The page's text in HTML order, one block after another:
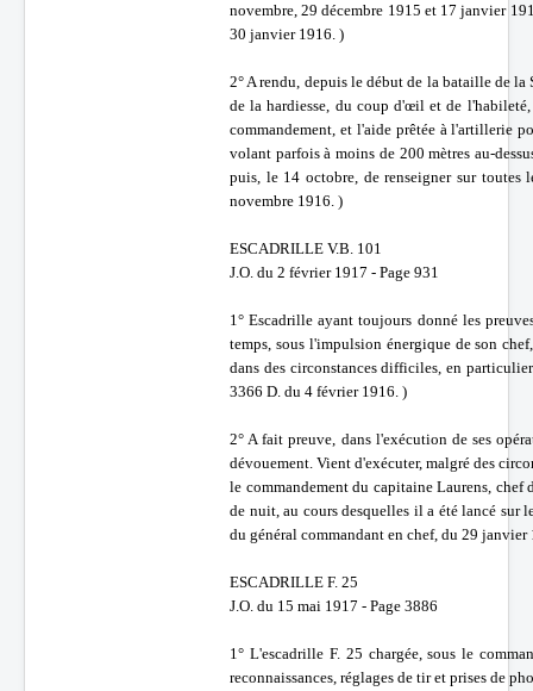
novembre, 29 décembre 1915 et 17 janvier
30 janvier 1916. )
2° A rendu, depuis le début de la bataille de
de la hardiesse, du coup d'œil et de
commandement, et l'aide prêtée à l'artillerie
volant parfois à moins de 200 mètres au-
puis, le 14 octobre, de renseigner sur
novembre 1916. )
ESCADRILLE V.B. 101
J.O. du 2 février 1917 - Page 931
1° Escadrille ayant toujours donné les
temps, sous l'impulsion énergique de son
dans des circonstances difficiles, en
3366 D. du 4 février 1916. )
2° A fait preuve, dans l'exécution de ses
dévouement. Vient d'exécuter, malgré des
le commandement du capitaine Laurens,
de nuit, au cours desquelles il a été lancé sur
du général commandant en chef, du 29 janvier
ESCADRILLE F. 25
J.O. du 15 mai 1917 - Page 3886
1° L'escadrille F. 25 chargée, sous le
reconnaissances, réglages de tir et prises de